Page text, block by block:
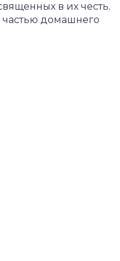
в их честь.
частью домашнего